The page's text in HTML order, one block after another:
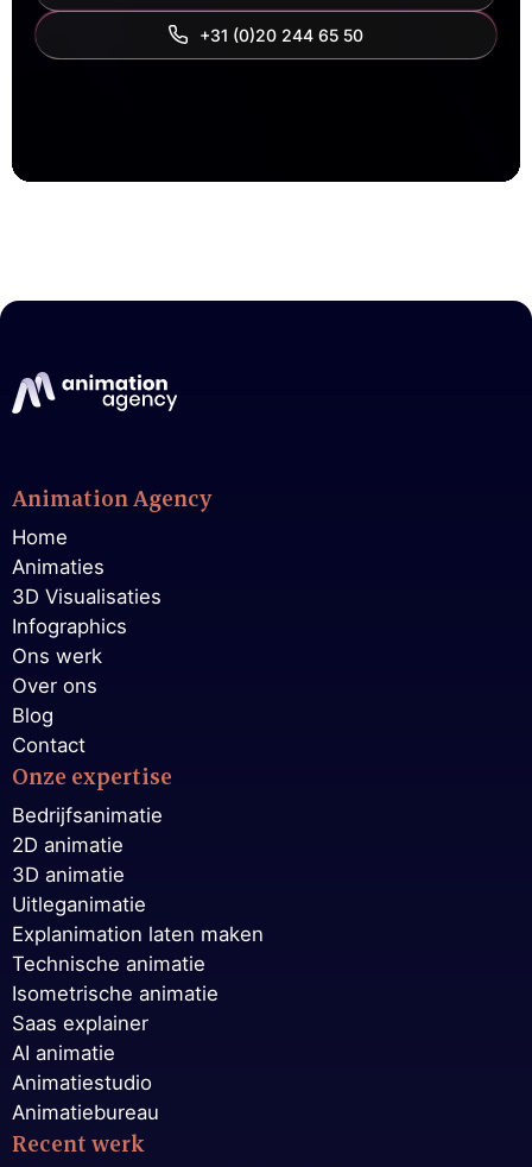
‭+31 (0)20 244 65 50‬
Animation Agency
Home
Animaties
3D Visualisaties
Infographics
Ons werk
Over ons
Blog
Contact
Onze expertise
Bedrijfsanimatie
2D animatie
3D animatie
Uitleganimatie
Explanimation laten maken
Technische animatie
Isometrische animatie
Saas explainer
AI animatie
Animatiestudio
Animatiebureau
Recent werk